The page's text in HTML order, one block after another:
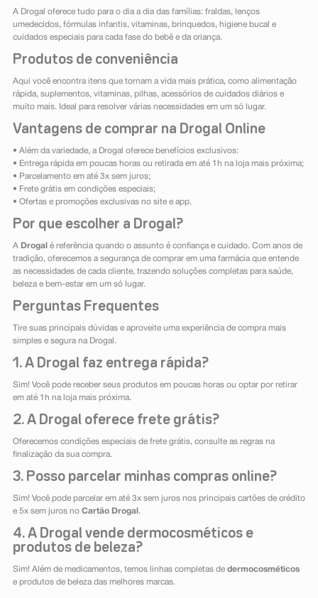
A Drogal oferece tudo para o dia a dia das famílias: fraldas, lenços
umedecidos, fórmulas infantis, vitaminas, brinquedos, higiene bucal e
cuidados especiais para cada fase do bebê e da criança.
Produtos de conveniência
Aqui você encontra itens que tornam a vida mais prática, como alimentação
rápida, suplementos, vitaminas, pilhas, acessórios de cuidados diários e
muito mais. Ideal para resolver várias necessidades em um só lugar.
Vantagens de comprar na Drogal Online
• Além da variedade, a Drogal oferece benefícios exclusivos:
• Entrega rápida em poucas horas ou retirada em até 1h na loja mais próxima;
• Parcelamento em até 3x sem juros;
• Frete grátis em condições especiais;
• Ofertas e promoções exclusivas no site e app.
Por que escolher a Drogal?
A Drogal é referência quando o assunto é confiança e cuidado. Com anos de
tradição, oferecemos a segurança de comprar em uma farmácia que entende
as necessidades de cada cliente, trazendo soluções completas para saúde,
beleza e bem-estar em um só lugar.
Perguntas Frequentes
Tire suas principais dúvidas e aproveite uma experiência de compra mais
simples e segura na Drogal.
1. A Drogal faz entrega rápida?
Sim! Você pode receber seus produtos em poucas horas ou optar por retirar
em até 1h na loja mais próxima.
2. A Drogal oferece frete grátis?
Oferecemos condições especiais de frete grátis, consulte as regras na
finalização da sua compra.
3. Posso parcelar minhas compras online?
Sim! Você pode parcelar em até 3x sem juros nos principais cartões de crédito
e 5x sem juros no Cartão Drogal .
4. A Drogal vende dermocosméticos e
produtos de beleza?
Sim! Além de medicamentos, temos linhas completas de dermocosméticos
e produtos de beleza das melhores marcas.